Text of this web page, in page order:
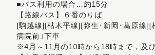
■バス利用の場合…約15分
【路線バス】６番のりば
[駒越線][枯木平線][弥生･新岡･葛原線
病院前｣下車
※4月～11月の10時から18時まで，及